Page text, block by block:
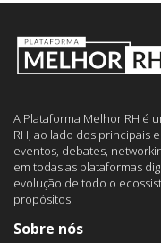
A Plataforma Melhor RH é
RH, ao lado dos principais
eventos, debates,
em todas as plataformas
evolução de todo o
propósitos.
Sobre nós